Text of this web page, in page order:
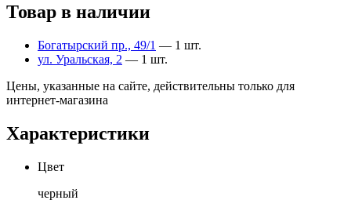
Товар в наличии
Богатырский пр., 49/1 — 1 шт.
ул. Уральская, 2 — 1 шт.
Цены, указанные на сайте, действительны только для
интернет-магазина
Характеристики
Цвет
черный